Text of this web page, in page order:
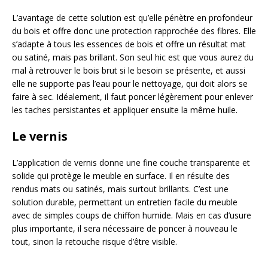
L’avantage de cette solution est qu’elle pénètre en profondeur
du bois et offre donc une protection rapprochée des fibres. Elle
s’adapte à tous les essences de bois et offre un résultat mat
ou satiné, mais pas brillant. Son seul hic est que vous aurez du
mal à retrouver le bois brut si le besoin se présente, et aussi
elle ne supporte pas l’eau pour le nettoyage, qui doit alors se
faire à sec. Idéalement, il faut poncer légèrement pour enlever
les taches persistantes et appliquer ensuite la même huile.
Le vernis
L’application de vernis donne une fine couche transparente et
solide qui protège le meuble en surface. Il en résulte des
rendus mats ou satinés, mais surtout brillants. C’est une
solution durable, permettant un entretien facile du meuble
avec de simples coups de chiffon humide. Mais en cas d’usure
plus importante, il sera nécessaire de poncer à nouveau le
tout, sinon la retouche risque d’être visible.